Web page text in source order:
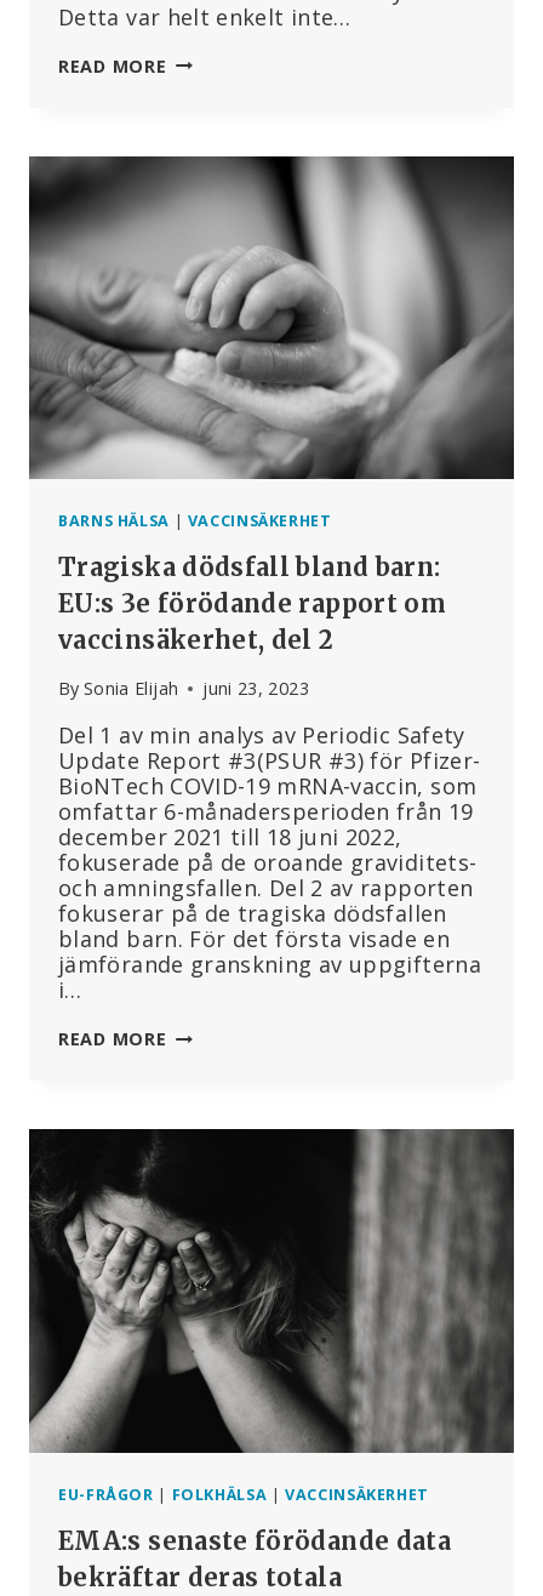
Detta var helt enkelt inte…
READ MORE ÄR
EFTER
VACCINATION?
BARNS HÄLSA | VACCINSÄKERHET
Tragiska dödsfall bland barn:
EU:s 3e förödande rapport om
vaccinsäkerhet, del 2
By Sonia Elijah juni 23, 2023
Del 1 av min analys av Periodic Safety
Update Report #3(PSUR #3) för Pfizer-
BioNTech COVID-19 mRNA-vaccin, som
omfattar 6-månadersperioden från 19
december 2021 till 18 juni 2022,
fokuserade på de oroande graviditets-
och amningsfallen. Del 2 av rapporten
fokuserar på de tragiska dödsfallen
bland barn. För det första visade en
jämförande granskning av uppgifterna
i…
READ MORE TRAGISKA
RAPPORT
OM
VACCINSÄKERHET,
DEL
EU-FRÅGOR | FOLKHÄLSA |VACCINSÄKERHET
EMA:s senaste förödande data
bekräftar deras totala